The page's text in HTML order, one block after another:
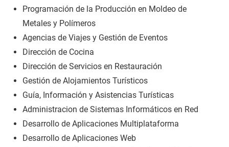
Programación de la Producción en Moldeo de
Metales y Polímeros
Agencias de Viajes y Gestión de Eventos
Dirección de Cocina
Dirección de Servicios en Restauración
Gestión de Alojamientos Turísticos
Guía, Información y Asistencias Turísticas
Administracion de Sistemas Informáticos en Red
Desarrollo de Aplicaciones Multiplataforma
Desarrollo de Aplicaciones Web